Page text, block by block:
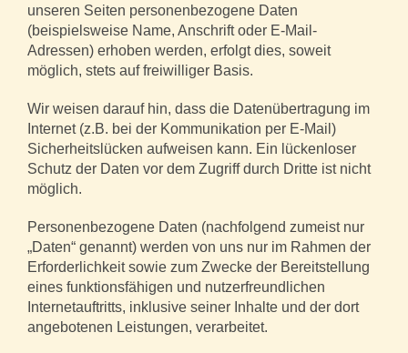
unseren Seiten personenbezogene Daten
(beispielsweise Name, Anschrift oder E-Mail-
Adressen) erhoben werden, erfolgt dies, soweit
möglich, stets auf freiwilliger Basis.
Wir weisen darauf hin, dass die Datenübertragung im
Internet (z.B. bei der Kommunikation per E-Mail)
Sicherheitslücken aufweisen kann. Ein lückenloser
Schutz der Daten vor dem Zugriff durch Dritte ist nicht
möglich.
Personenbezogene Daten (nachfolgend zumeist nur
„Daten“ genannt) werden von uns nur im Rahmen der
Erforderlichkeit sowie zum Zwecke der Bereitstellung
eines funktionsfähigen und nutzerfreundlichen
Internetauftritts, inklusive seiner Inhalte und der dort
angebotenen Leistungen, verarbeitet.